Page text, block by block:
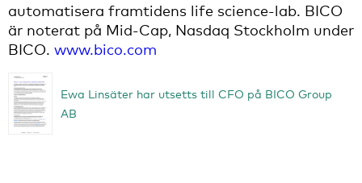
automatisera framtidens life science-lab. BICO
är noterat på Mid-Cap, Nasdaq Stockholm under
BICO. www.bico.com
Ewa Linsäter har utsetts till CFO på BICO Group
AB